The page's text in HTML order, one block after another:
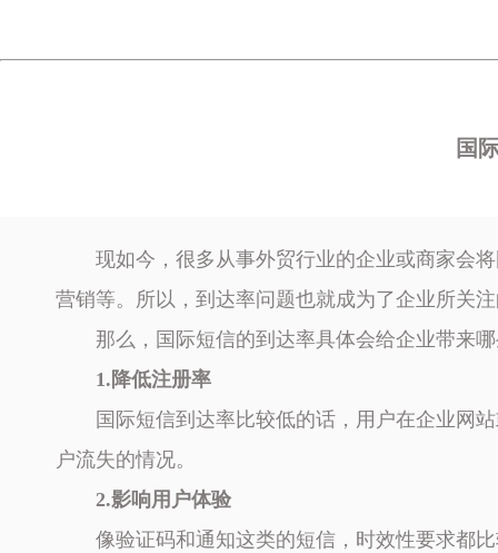
国
现如今，很多从事外贸行业的企业或商家会
营销等。所以，到达率问题也就成为了企业所关
那么，国际短信的到达率具体会给企业带来
1.降低注册率
国际短信到达率比较低的话，用户在企业网
户流失的情况。
2.影响用户体验
像验证码和通知这类的短信，时效性要求都